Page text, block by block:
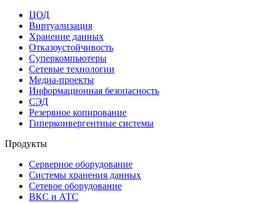
ЦОД
Виртуализация
Хранение данных
Отказоустойчивость
Суперкомпьютеры
Сетевые технологии
Медиа-проекты
Информационная безопасность
СЭД
Резервное копирование
Гиперконвергентные системы
Продукты
Серверное оборудование
Системы хранения данных
Сетевое оборудование
ВКС и АТС